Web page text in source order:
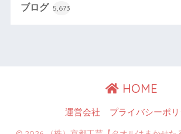
ブログ 5,673
HOME
運営会社 プライバシーポ